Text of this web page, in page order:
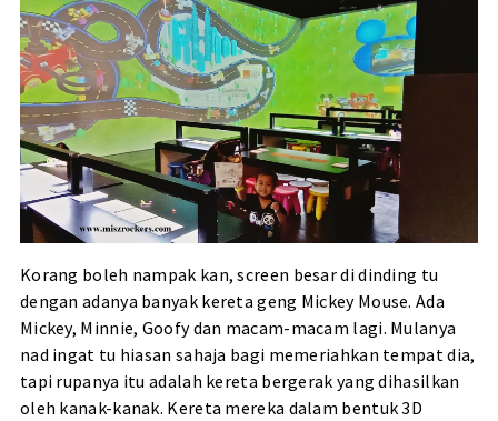
Korang boleh nampak kan, screen besar di dinding tu
dengan adanya banyak kereta geng Mickey Mouse. Ada
Mickey, Minnie, Goofy dan macam-macam lagi. Mulanya
nad ingat tu hiasan sahaja bagi memeriahkan tempat dia,
tapi rupanya itu adalah kereta bergerak yang dihasilkan
oleh kanak-kanak. Kereta mereka dalam bentuk 3D